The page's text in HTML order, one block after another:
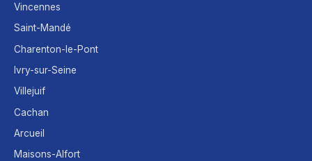
Vincennes
Saint-Mandé
Charenton-le-Pont
Ivry-sur-Seine
Villejuif
Cachan
Arcueil
Maisons-Alfort